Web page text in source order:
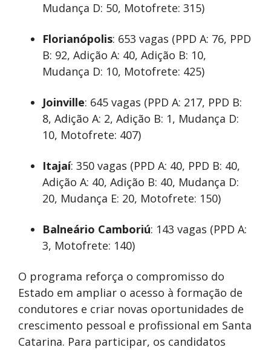
Mudança D: 50, Motofrete: 315)
Florianópolis: 653 vagas (PPD A: 76, PPD
B: 92, Adição A: 40, Adição B: 10,
Mudança D: 10, Motofrete: 425)
Joinville: 645 vagas (PPD A: 217, PPD B:
8, Adição A: 2, Adição B: 1, Mudança D:
10, Motofrete: 407)
Itajaí: 350 vagas (PPD A: 40, PPD B: 40,
Adição A: 40, Adição B: 40, Mudança D:
20, Mudança E: 20, Motofrete: 150)
Balneário Camboriú: 143 vagas (PPD A:
3, Motofrete: 140)
O programa reforça o compromisso do
Estado em ampliar o acesso à formação de
condutores e criar novas oportunidades de
crescimento pessoal e profissional em Santa
Catarina. Para participar, os candidatos